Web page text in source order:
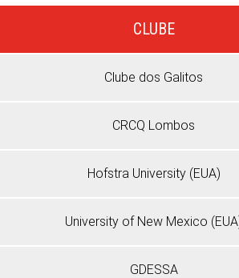
CLUBE
Clube dos Galitos
CRCQ Lombos
Hofstra University (EUA)
University of New Mexico
GDESSA